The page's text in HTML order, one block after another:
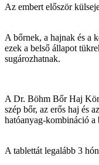
Az embert először
A bőrnek, a hajnak és a
ezek a belső állapot
sugározhatnak.
A Dr. Böhm Bőr Haj
szép bőr, az erős haj és
hatóanyag-kombináció a
A tablettát legalább 3